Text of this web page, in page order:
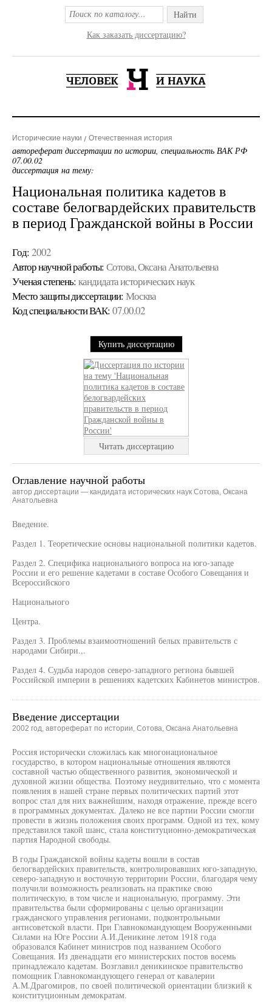
Найти
Как заказать диссертацию?
Исторические науки Отечественная история
автореферат диссертации по истории, специальность ВАК РФ
07.00.02
диссертация на тему:
Национальная политика кадетов в
составе белогвардейских правительств
в период Гражданской войны в России
Год: 2002
Автор научной работы: Сотова, Оксана Анатольевна
Ученая cтепень: кандидата исторических наук
Место защиты диссертации: Москва
Код cпециальности ВАК: 07.00.02
Купить диссертацию
Читать диссертацию
Оглавление научной работы
автор диссертации — кандидата исторических наук Сотова, Оксана
Анатольевна
Введение.
Раздел 1. Теоретические основы национальной политики кадетов.
Раздел 2. Специфика национального вопроса на юго-западе
России и его решение кадетами в составе Особого Совещания и
Всероссийского
Национального
Центра.
Раздел 3. Проблемы взаимоотношений белых правительств с
народами Сибири.,.
Раздел 4. Судьба народов северо-западного региона бывшей
Российской империи в решениях кадетских Кабинетов министров.
Введение диссертации
2002 год, автореферат по истории, Сотова, Оксана Анатольевна
Россия исторически сложилась как многонациональное
государство, в котором национальные отношения являются
составной частью общественного развития, экономической и
духовной жизни общества. Поэтому неудивительно, что с момента
появления в нашей стране первых политических партий этот
вопрос стал для них важнейшим, находя отражение, прежде всего
в программных документах. Далеко не все партии России смогли
провести в жизнь положения своих программ. Одной из тех, кому
представился такой шанс, стала конституционно-демократическая
партия Народной свободы.
В годы Гражданской войны кадеты вошли в состав
белогвардейских правительств, контролировавших юго-западную,
северо-западную и восточную территории России, благодаря чему
получили возможность реализовать на практике свою
политическую, в том числе и национальную, программу. Эти
правительства были сформированы с целью организации
гражданского управления регионами, подконтрольными
антисоветской власти. При Главнокомандующем Вооруженными
Силами на Юге России А.И.Деникине летом 1918 года
образовался Кабинет министров под названием Особого
Совещания. Из двенадцати его министерских постов восемь
принадлежало кадетам. Возглавил деникинское правительство
помощник Главнокомандующего генерал от кавалерии
А.М.Драгомиров, по своей политической ориентации близкий к
конституционным демократам.